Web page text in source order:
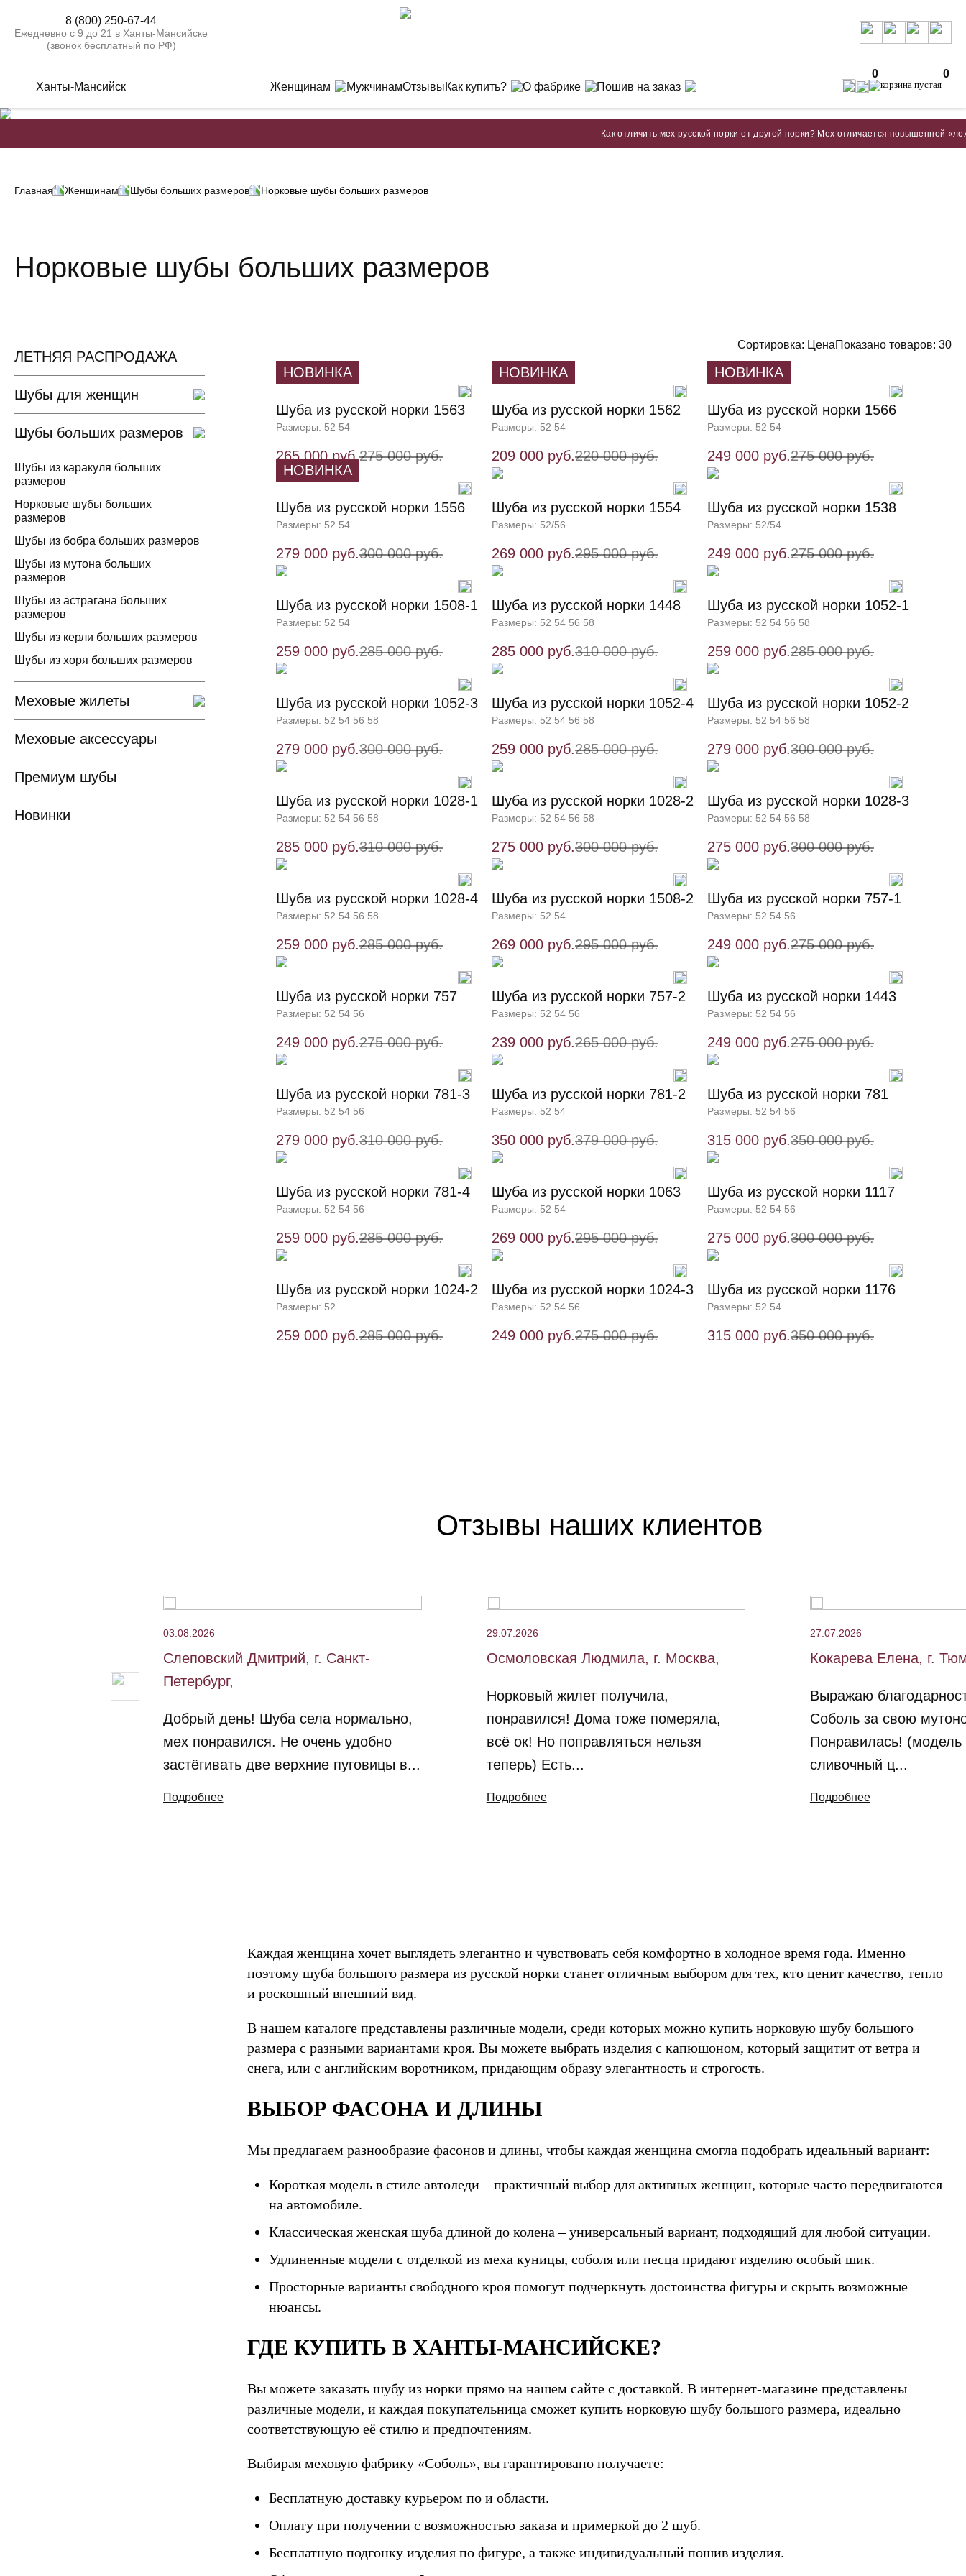
8 (800) 250-67-44
Ежедневно с 9 до 21 в Ханты-Мансийске
(звонок бесплатный по РФ)
Ханты-Мансийск Женщинам МужчинамОтзывыКак купить? О фабрике Пошив на заказ
0 0
Как отличить мех русской норки от другой норки? Мех отличается повышенной
Главная Женщинам Шубы больших размеров Норковые шубы больших размеров
Норковые шубы больших размеров
ЛЕТНЯЯ РАСПРОДАЖА
Шубы для женщин
Шубы больших размеров
Шубы из каракуля больших
размеров
Норковые шубы больших
размеров
Шубы из бобра больших размеров
Шубы из мутона больших
размеров
Шубы из астрагана больших
размеров
Шубы из керли больших размеров
Шубы из хоря больших размеров
Меховые жилеты
Меховые аксессуары
Премиум шубы
Новинки
Сортировка: ЦенаПоказано товаров: 30
НОВИНКА
Шуба из русской норки 1563
Размеры: 52 54
265 000 руб.275 000 руб.
НОВИНКА
Шуба из русской норки 1562
Размеры: 52 54
209 000 руб.220 000 руб.
НОВИНКА
Шуба из русской норки 1566
Размеры: 52 54
249 000 руб.275 000 руб.
НОВИНКА
Шуба из русской норки 1556
Размеры: 52 54
279 000 руб.300 000 руб.
Шуба из русской норки 1554
Размеры: 52/56
269 000 руб.295 000 руб.
Шуба из русской норки 1538
Размеры: 52/54
249 000 руб.275 000 руб.
Шуба из русской норки 1508-1
Размеры: 52 54
259 000 руб.285 000 руб.
Шуба из русской норки 1448
Размеры: 52 54 56 58
285 000 руб.310 000 руб.
Шуба из русской норки 1052-1
Размеры: 52 54 56 58
259 000 руб.285 000 руб.
Шуба из русской норки 1052-3
Размеры: 52 54 56 58
279 000 руб.300 000 руб.
Шуба из русской норки 1052-4
Размеры: 52 54 56 58
259 000 руб.285 000 руб.
Шуба из русской норки 1052-2
Размеры: 52 54 56 58
279 000 руб.300 000 руб.
Шуба из русской норки 1028-1
Размеры: 52 54 56 58
285 000 руб.310 000 руб.
Шуба из русской норки 1028-2
Размеры: 52 54 56 58
275 000 руб.300 000 руб.
Шуба из русской норки 1028-3
Размеры: 52 54 56 58
275 000 руб.300 000 руб.
Шуба из русской норки 1028-4
Размеры: 52 54 56 58
259 000 руб.285 000 руб.
Шуба из русской норки 1508-2
Размеры: 52 54
269 000 руб.295 000 руб.
Шуба из русской норки 757-1
Размеры: 52 54 56
249 000 руб.275 000 руб.
Шуба из русской норки 757
Размеры: 52 54 56
249 000 руб.275 000 руб.
Шуба из русской норки 757-2
Размеры: 52 54 56
239 000 руб.265 000 руб.
Шуба из русской норки 1443
Размеры: 52 54 56
249 000 руб.275 000 руб.
Шуба из русской норки 781-3
Размеры: 52 54 56
279 000 руб.310 000 руб.
Шуба из русской норки 781-2
Размеры: 52 54
350 000 руб.379 000 руб.
Шуба из русской норки 781
Размеры: 52 54 56
315 000 руб.350 000 руб.
Шуба из русской норки 781-4
Размеры: 52 54 56
259 000 руб.285 000 руб.
Шуба из русской норки 1063
Размеры: 52 54
269 000 руб.295 000 руб.
Шуба из русской норки 1117
Размеры: 52 54 56
275 000 руб.300 000 руб.
Шуба из русской норки 1024-2
Размеры: 52
259 000 руб.285 000 руб.
Шуба из русской норки 1024-3
Размеры: 52 54 56
249 000 руб.275 000 руб.
Шуба из русской норки 1176
Размеры: 52 54
315 000 руб.350 000 руб.
Отзывы наших клиентов
03.08.2026
Слеповский Дмитрий, г. Санкт-
Петербург,
Добрый день! Шуба села нормально,
мех понравился. Не очень удобно
застёгивать две верхние пуговицы в...
Подробнее
29.07.2026
Осмоловская Людмила, г. Москва,
Норковый жилет получила,
понравился! Дома тоже померяла,
всё ок! Но поправляться нельзя
теперь) Есть...
Подробнее
27.07.2026
Кокарева Елена, г.
Выражаю
Соболь за свою
Понравилась! (модель
сливочный ц...
Подробнее
Каждая женщина хочет выглядеть элегантно и чувствовать себя комфортно в холодное время года. Именно
поэтому шуба большого размера из русской норки станет отличным выбором для тех, кто ценит качество, тепло
и роскошный внешний вид.
В нашем каталоге представлены различные модели, среди которых можно купить норковую шубу большого
размера с разными вариантами кроя. Вы можете выбрать изделия с капюшоном, который защитит от ветра и
снега, или с английским воротником, придающим образу элегантность и строгость.
ВЫБОР ФАСОНА И ДЛИНЫ
Мы предлагаем разнообразие фасонов и длины, чтобы каждая женщина смогла подобрать идеальный вариант:
Короткая модель в стиле автоледи – практичный выбор для активных женщин, которые часто передвигаются
на автомобиле.
Классическая женская шуба длиной до колена – универсальный вариант, подходящий для любой ситуации.
Удлиненные модели с отделкой из меха куницы, соболя или песца придают изделию особый шик.
Просторные варианты свободного кроя помогут подчеркнуть достоинства фигуры и скрыть возможные
нюансы.
ГДЕ КУПИТЬ В ХАНТЫ-МАНСИЙСКЕ?
Вы можете заказать шубу из норки прямо на нашем сайте с доставкой. В интернет-магазине представлены
различные модели, и каждая покупательница сможет купить норковую шубу большого размера, идеально
соответствующую её стилю и предпочтениям.
Выбирая меховую фабрику «Соболь», вы гарантировано получаете:
Бесплатную доставку курьером по и области.
Оплату при получении с возможностью заказа и примеркой до 2 шуб.
Бесплатную подгонку изделия по фигуре, а также индивидуальный пошив изделия.